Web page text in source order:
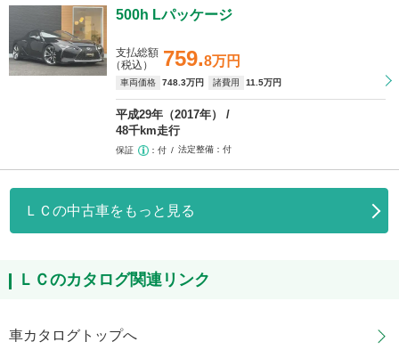
500h Lパッケージ
759.8万円
支払総額
（税込）
車両価格 748 .3万円 諸費用 11 .5万円
平成29年（2017年）
48千km走行
保証 付 法定整備 付
ＬＣの中古車をもっと見る
ＬＣのカタログ関連リンク
車カタログトップへ